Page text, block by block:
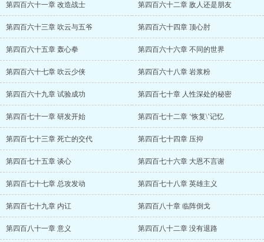
第四百六十一章 改造战士 第四百六十二章 敌人还是朋友
第四百六十三章 吹云与五爷 第四百六十四章 顶心肘
第四百六十五章 轰心拳 第四百六十六章 不同的世界
第四百六十七章 吹云少侠 第四百六十八章 岩浆粉
第四百六十九章 试验成功 第四百七十章 人性深处的秘密
第四百七十一章 研发开始 第四百七十二章 ‘恢复\’记忆
第四百七十三章 死亡的交代 第四百七十四章 压抑
第四百七十五章 谈心 第四百七十六章 大恩不言谢
第四百七十七章 总攻发动 第四百七十八章 英雄主义
第四百七十九章 内讧 第四百八十章 临阵倒戈
第四百八十一章 意义 第四百八十二章 没有退路